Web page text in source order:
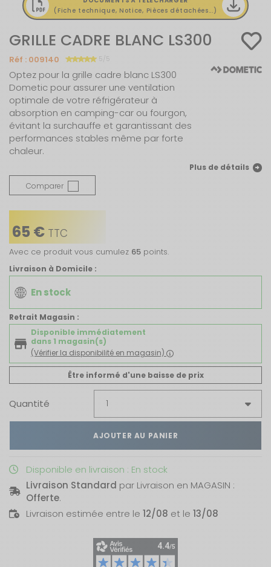
(Fiche technique, Notice, Pièces détachées...)
GRILLE CADRE BLANC LS300
Réf : 009140 5/5
Optez pour la grille cadre blanc LS300
Dometic pour assurer une ventilation
optimale de votre réfrigérateur à
absorption en camping-car ou fourgon,
évitant la surchauffe et garantissant des
performances stables même par forte
chaleur.
Plus de détails
Comparer
65 € TTC
Avec ce produit vous cumulez 65 points.
Livraison à Domicile :
En stock
Retrait Magasin :
Disponible immédiatement
dans 1 magasin(s)
(Vérifier la disponibilité en magasin)
Être informé d'une baisse de prix
Quantité
AJOUTER AU PANIER
Disponible en livraison : En stock
Livraison Standard par Livraison en MAGASIN :
Offerte.
Livraison estimée entre le 12/08 et le 13/08